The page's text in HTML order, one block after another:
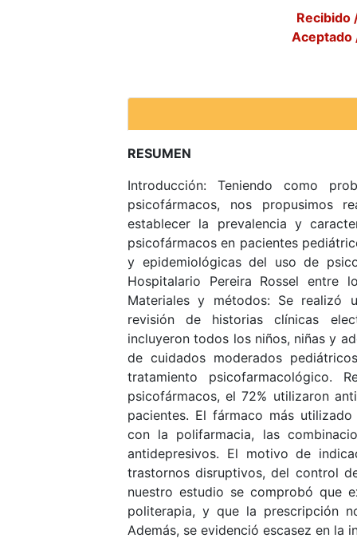
Recibido
Aceptado
RESUMEN
Introducción: Teniendo como
psicofármacos, nos propusimos
establecer la prevalencia y
psicofármacos en pacientes
y epidemiológicas del uso de
Hospitalario Pereira Rossel entre
Materiales y métodos: Se realizó
revisión de historias clínicas
incluyeron todos los niños, niñas y
de cuidados moderados
tratamiento psicofarmacológico.
psicofármacos, el 72% utilizaron
pacientes. El fármaco más
con la polifarmacia, las
antidepresivos. El motivo de
trastornos disruptivos, del control
nuestro estudio se comprobó que
politerapia, y que la prescripción
Además, se evidenció escasez en la